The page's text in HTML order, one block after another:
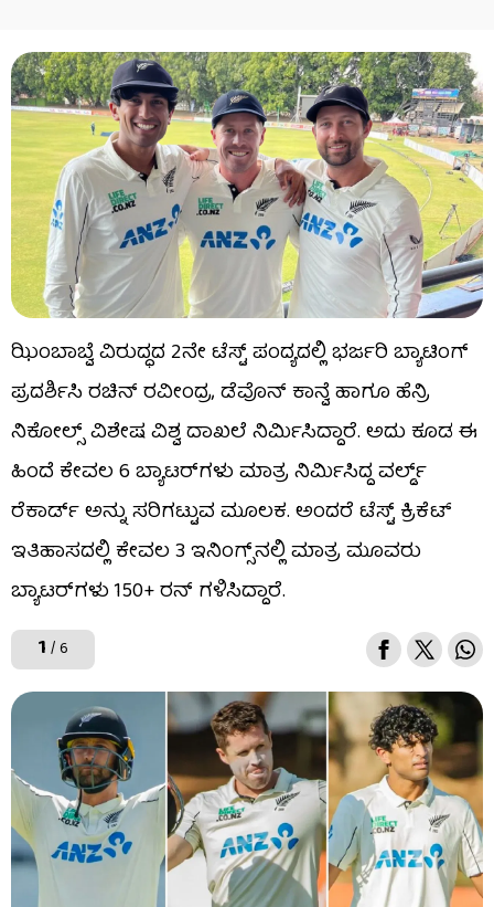
ಝಿಂಬಾಬ್ವೆ ವಿರುದ್ಧದ 2ನೇ ಟೆಸ್ಟ್ ಪಂದ್ಯದಲ್ಲಿ ಭರ್ಜರಿ ಬ್ಯಾಟಿಂಗ್
ಪ್ರದರ್ಶಿಸಿ ರಚಿನ್ ರವೀಂದ್ರ, ಡೆವೊನ್ ಕಾನ್ವೆ ಹಾಗೂ ಹೆನ್ರಿ
ನಿಕೋಲ್ಸ್ ವಿಶೇಷ ವಿಶ್ವ ದಾಖಲೆ ನಿರ್ಮಿಸಿದ್ದಾರೆ. ಅದು ಕೂಡ ಈ
ಹಿಂದೆ ಕೇವಲ 6 ಬ್ಯಾಟರ್​ಗಳು ಮಾತ್ರ ನಿರ್ಮಿಸಿದ್ದ ವರ್ಲ್ಡ್​
ರೆಕಾರ್ಡ್ ಅನ್ನು ಸರಿಗಟ್ಟುವ ಮೂಲಕ. ಅಂದರೆ ಟೆಸ್ಟ್ ಕ್ರಿಕೆಟ್
ಇತಿಹಾಸದಲ್ಲಿ ಕೇವಲ 3 ಇನಿಂಗ್ಸ್​ನಲ್ಲಿ ಮಾತ್ರ ಮೂವರು
ಬ್ಯಾಟರ್​ಗಳು 150+ ರನ್​ ಗಳಿಸಿದ್ದಾರೆ.
1 / 6